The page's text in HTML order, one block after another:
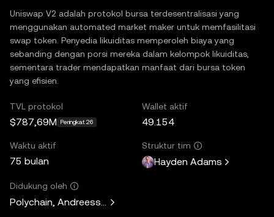
Uniswap V2 adalah protokol bursa terdesentralisasi yang
menggunakan automated market maker untuk memfasilitasi
swap token. Penyedia likuiditas memperoleh biaya yang
sebanding dengan porsi mereka dalam kelompok likuiditas,
sementara trader mendapatkan manfaat dari bursa token
yang efisien.
TVL protokol
$787,69M Peringkat 26
Wallet aktif
49.154
Waktu aktif
75 bulan
Struktur tim
Hayden Adams
Didukung oleh
Polychain, Andreessen Horowitz, Paradigm, Variant Fund,